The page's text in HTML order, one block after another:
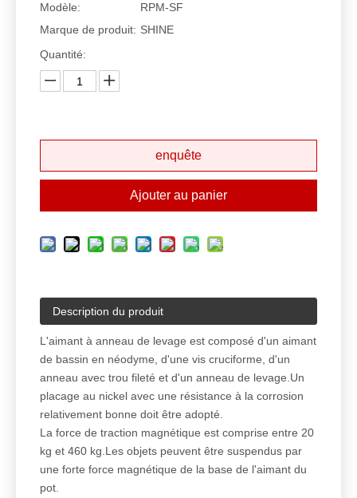
Modèle:
RPM-SF
Marque de produit: SHINE
Quantité:
enquête
Ajouter au panier
Description du produit
L'aimant à anneau de levage est composé d'un aimant
de bassin en néodyme, d'une vis cruciforme, d'un
anneau avec trou fileté et d'un anneau de levage.Un
placage au nickel avec une résistance à la corrosion
relativement bonne doit être adopté.
La force de traction magnétique est comprise entre 20
kg et 460 kg.Les objets peuvent être suspendus par
une forte force magnétique de la base de l'aimant du
pot.